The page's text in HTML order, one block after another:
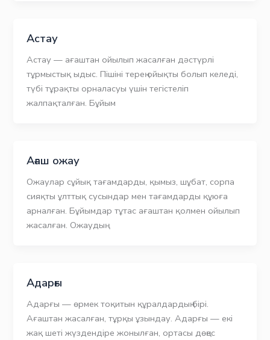
Астау
Астау — ағаштан ойылып жасалған дәстүрлі
тұрмыстық ыдыс. Пішіні терең ойықты болып келеді,
түбі тұрақты орналасуы үшін тегістеліп
жалпақталған. Бұйым
Ағаш ожау
Ожаулар сұйық тағамдарды, қымыз, шұбат, сорпа
сияқты ұлттық сусындар мен тағамдарды құюға
арналған. Бұйымдар тұтас ағаштан қолмен ойылып
жасалған. Ожаудың
Адарғы
Адарғы — өрмек тоқитын құралдардың бірі.
Ағаштан жасалған, тұрқы ұзындау. Адарғы — екі
жақ шеті жүздендіре жонылған, ортасы дөңес